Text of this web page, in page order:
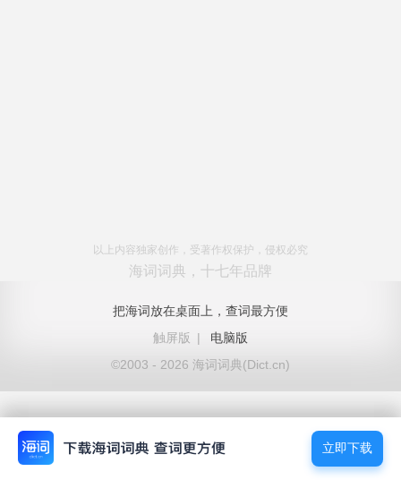
以上内容独家创作，受著作权保护，侵权必究
海词词典，十七年品牌
把海词放在桌面上，查词最方便
触屏版
|
电脑版
©2003 - 2026 海词词典(Dict.cn)
立即下载
立即下载